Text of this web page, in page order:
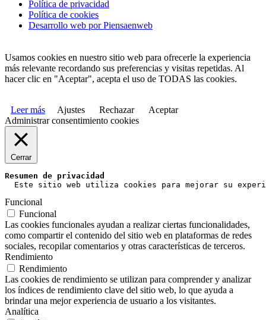
Política de privacidad
Política de cookies
Desarrollo web por Piensaenweb
Usamos cookies en nuestro sitio web para ofrecerle la experiencia
más relevante recordando sus preferencias y visitas repetidas. Al
hacer clic en "Aceptar", acepta el uso de TODAS las cookies.
Leer más Ajustes Rechazar
Aceptar
Administrar consentimiento cookies
Cerrar
Resumen de privacidad
Este sitio web utiliza cookies para mejorar su
Funcional
Funcional
Las cookies funcionales ayudan a realizar ciertas funcionalidades,
como compartir el contenido del sitio web en plataformas de redes
sociales, recopilar comentarios y otras características de terceros.
Rendimiento
Rendimiento
Las cookies de rendimiento se utilizan para comprender y analizar
los índices de rendimiento clave del sitio web, lo que ayuda a
brindar una mejor experiencia de usuario a los visitantes.
Analítica